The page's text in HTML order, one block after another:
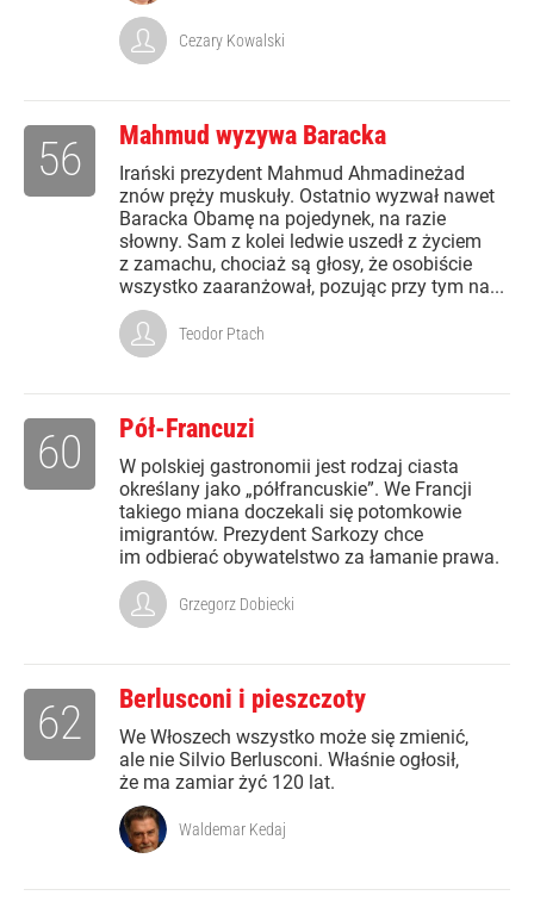
Cezary Kowalski
Mahmud wyzywa Baracka
Irański prezydent Mahmud Ahmadineżad
znów pręży muskuły. Ostatnio wyzwał nawet
Baracka Obamę na pojedynek, na razie
słowny. Sam z kolei ledwie uszedł z życiem
z zamachu, chociaż są głosy, że osobiście
wszystko zaaranżował, pozując przy tym na...
56
Teodor Ptach
Pół-Francuzi
W polskiej gastronomii jest rodzaj ciasta
określany jako „półfrancuskie”. We Francji
takiego miana doczekali się potomkowie
imigrantów. Prezydent Sarkozy chce
im odbierać obywatelstwo za łamanie prawa.
60
Grzegorz Dobiecki
Berlusconi i pieszczoty
We Włoszech wszystko może się zmienić,
ale nie Silvio Berlusconi. Właśnie ogłosił,
że ma zamiar żyć 120 lat.
62
Waldemar Kedaj